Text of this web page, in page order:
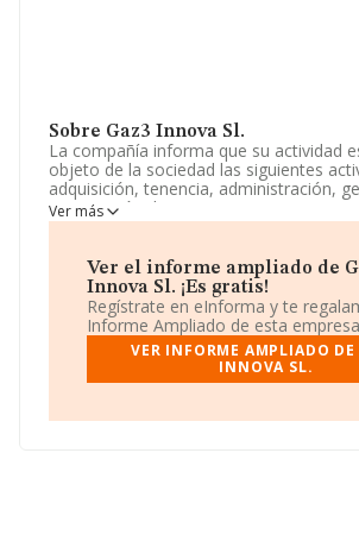
Sobre Gaz3 Innova Sl.
La compañía informa que su actividad
objeto de la sociedad las siguientes
adquisición, tenencia, administración,
enajenación de acciones y
entidades mercantiles, con el objeto de
inscrita en el Registro Mercantil como
Limitada. Su actividad CNAE es
6421. La sociedad no tiene actividad en
exteriores.
La empresa españolaGaz3 Innova S.L
B27670967, tiene su domicilio social
municipio de Sevilla, Andalucía.
Ver más
Ver el informe ampliado de
Innova Sl. ¡Es gratis!
Regístrate en eInforma y te
Informe Ampliado de esta
VER INFORME AMPLIADO DE
INNOVA SL.